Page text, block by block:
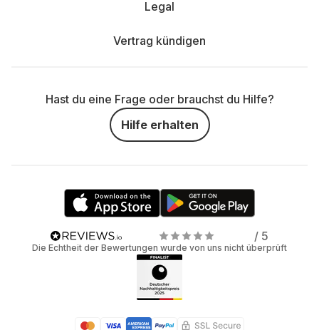
Legal
Vertrag kündigen
Hast du eine Frage oder brauchst du Hilfe?
Hilfe erhalten
/ 5
Die Echtheit der Bewertungen wurde von uns nicht überprüft